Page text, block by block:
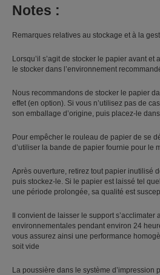
Notes :
Remarques relatives au stockage et à la
Lorsqu’il s’agit de stocker le papier avant et
le stocker dans l’environnement
Nous recommandons de stocker le papier
effet (en option). Si vous n’utilisez pas de
son emballage d’origine, puis placez-le
Pour empêcher le rouleau de papier de se
d’utiliser la bande de papier fournie pour le
Après ouverture, retirez tout papier inutilisé
puis stockez-le. Si le papier est laissé tel
une période prolongée, sa qualité est
Il convient de laisser le support s’acclimater
environnementales pendant environ 24
vous assurez ainsi une performance
soit vide
La poussière dans le système d’impression